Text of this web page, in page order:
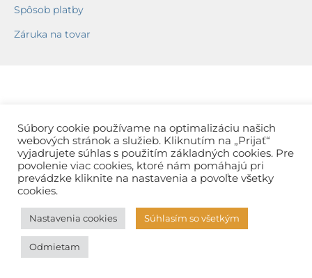
Spôsob platby
Záruka na tovar
Súbory cookie používame na optimalizáciu našich
webových stránok a služieb. Kliknutím na „Prijať“
vyjadrujete súhlas s použitím základných cookies. Pre
povolenie viac cookies, ktoré nám pomáhajú pri
prevádzke kliknite na nastavenia a povoľte všetky
cookies.
Nastavenia cookies Súhlasím so všetkým
Odmietam